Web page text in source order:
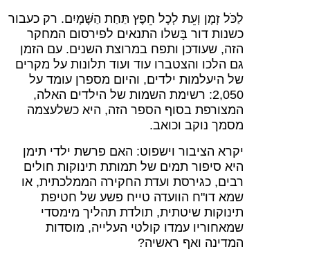
לַכֹּל זְמָן וְעֵת לְכָל חֵפֶץ תַּחַת הַשָּׁמָיִם. רק כעבור
כשנות דור בָּשלו התנאים לפירסום המחקר
הזה, שעודכן ותפח במרוצת השנים. עם הזמן
גם הלכו והצטברו עוד ועוד תלונות על מקרים
של היעלמות ילדים, והיום מספרן עומד על
2,050: רשימת השמות של הילדים האלה,
המצורפת בסוף הספר הזה, היא כשלעצמה
מסמך נוקב וכואב.
יקרא הציבור וישפוט: האם פרשת ילדי תימן
היא סיפור תמים של תמותת תינוקות חולים
רבים, כגירסת ועדת החקירה הממלכתית, או
שמא דו"ח הוועדה טייח פשע של חטיפת
תינוקות שיטתית, תולדת תהליך מימסדי
שמאחוריו עמדו קולטי העלייה, מוסדות
המדינה ואף ראשיה?